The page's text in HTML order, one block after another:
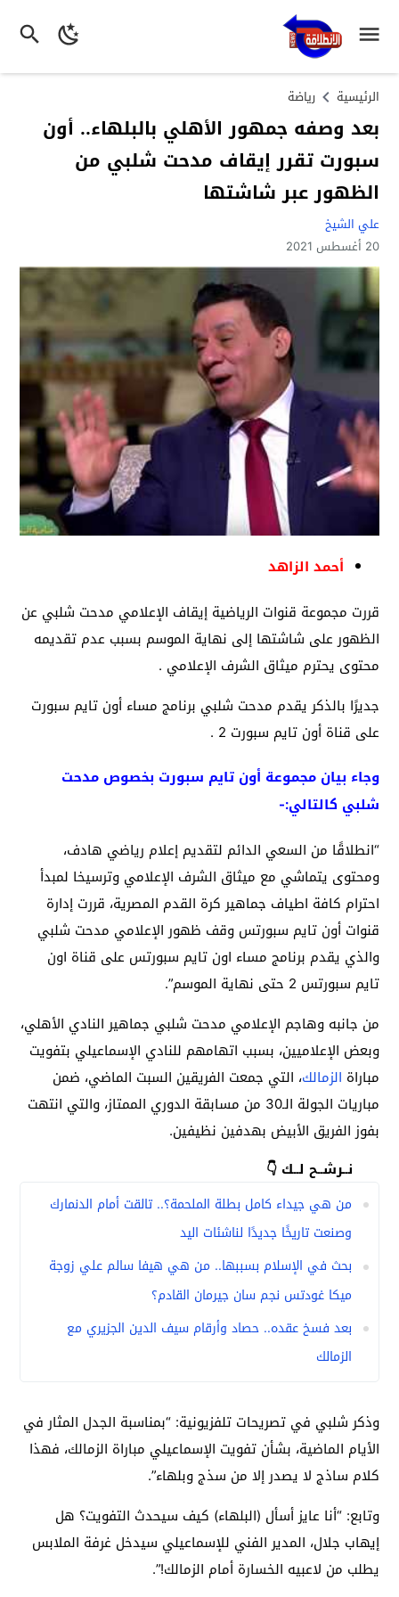
الرئيسية رياضة
بعد وصفه جمهور الأهلي بالبلهاء.. أون
سبورت تقرر إيقاف مدحت شلبي من
الظهور عبر شاشتها
علي الشيخ
20 أغسطس 2021
أحمد الزاهد
قررت مجموعة قنوات الرياضية إيقاف الإعلامي مدحت شلبي عن
الظهور على شاشتها إلى نهاية الموسم بسبب عدم تقديمه
محتوى يحترم ميثاق الشرف الإعلامي .
جديرًا بالذكر يقدم مدحت شلبي برنامج مساء أون تايم سبورت
على قناة أون تايم سبورت 2 .
وجاء بيان مجموعة أون تايم سبورت بخصوص مدحت
شلبي كالتالي:-
“انطلاقًا من السعي الدائم لتقديم إعلام رياضي هادف،
ومحتوى يتماشي مع ميثاق الشرف الإعلامي وترسيخا لمبدأ
احترام كافة اطياف جماهير كرة القدم المصرية، قررت إدارة
قنوات أون تايم سبورتس وقف ظهور الإعلامي مدحت شلبي
والذي يقدم برنامج مساء اون تايم سبورتس على قناة اون
تايم سبورتس 2 حتى نهاية الموسم”.
من جانبه وهاجم الإعلامي مدحت شلبي جماهير النادي الأهلي،
وبعض الإعلاميين، بسبب اتهامهم للنادي الإسماعيلي بتفويت
مباراة الزمالك، التي جمعت الفريقين السبت الماضي، ضمن
مباريات الجولة الـ30 من مسابقة الدوري الممتاز، والتي انتهت
بفوز الفريق الأبيض بهدفين نظيفين.
نــرشــح لــك 👇
من هي جيداء كامل بطلة الملحمة؟.. تالقت أمام الدنمارك
وصنعت تاريخًا جديدًا لناشئات اليد
بحث في الإسلام بسببها.. من هي هيفا سالم علي زوجة
ميكا غودتس نجم سان جيرمان القادم؟
بعد فسخ عقده.. حصاد وأرقام سيف الدين الجزيري مع
الزمالك
وذكر شلبي في تصريحات تلفزيونية: “بمناسبة الجدل المثار في
الأيام الماضية، بشأن تفويت الإسماعيلي مباراة الزمالك، فهذا
كلام ساذج لا يصدر إلا من سذج وبلهاء”.
وتابع: “أنا عايز أسأل (البلهاء) كيف سيحدث التفويت؟ هل
إيهاب جلال، المدير الفني للإسماعيلي سيدخل غرفة الملابس
يطلب من لاعبيه الخسارة أمام الزمالك!”.